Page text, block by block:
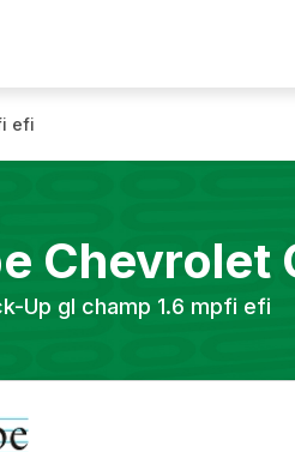
efi
Chevrolet
Up gl champ 1.6 mpfi efi